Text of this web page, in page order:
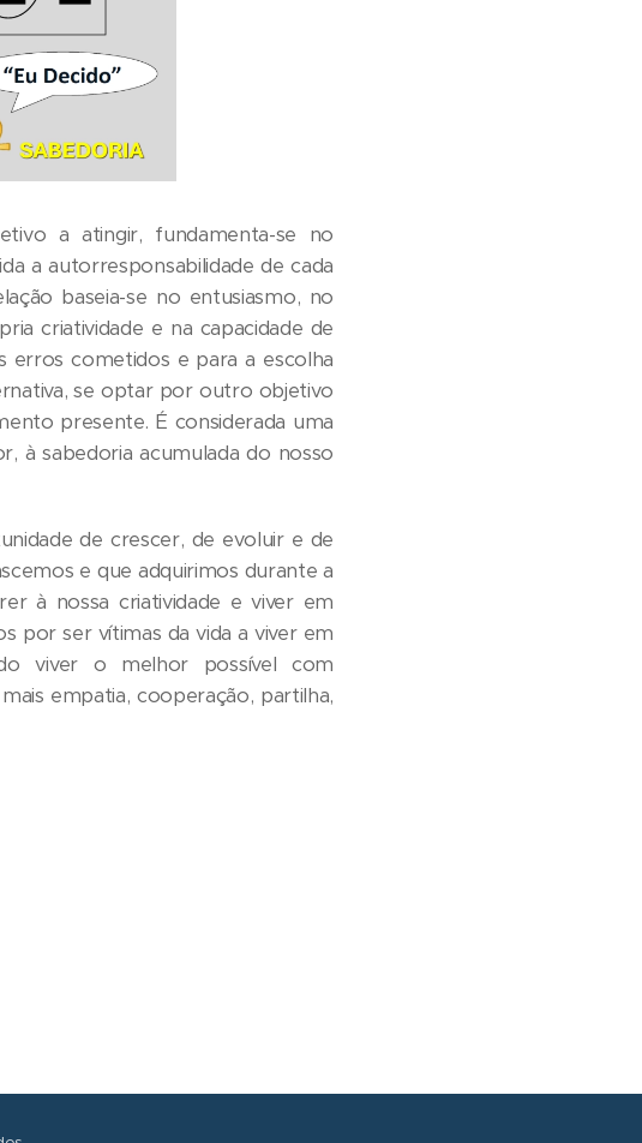
a atingir, fundamenta-se no
a autorresponsabilidade de cada
baseia-se no entusiasmo, no
criatividade e na capacidade de
erros cometidos e para a escolha
se optar por outro objetivo
presente. É considerada uma
à sabedoria acumulada do nosso
de crescer, de evoluir e de
e que adquirimos durante a
à nossa criatividade e viver em
por ser vítimas da vida a viver em
viver o melhor possível com
empatia, cooperação, partilha,